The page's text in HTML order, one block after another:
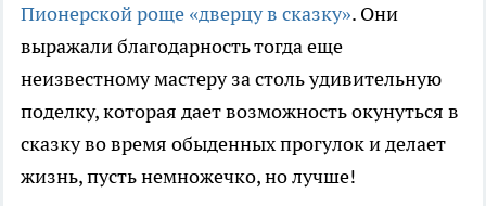
Пионерской роще «дверцу в сказку». Они
выражали благодарность тогда еще
неизвестному мастеру за столь удивительную
поделку, которая дает возможность окунуться в
сказку во время обыденных прогулок и делает
жизнь, пусть немножечко, но лучше!